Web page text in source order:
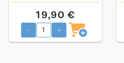
19,90 €
- +